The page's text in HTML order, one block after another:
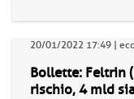
20/01/2022 17:49 |
Bollette: Feltrin
rischio, 4 mld